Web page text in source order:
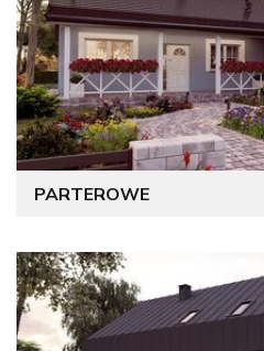
PARTEROWE